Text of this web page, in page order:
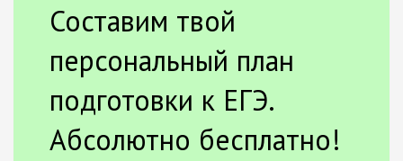
Составим твой
персональный план
подготовки к ЕГЭ.
Абсолютно бесплатно!